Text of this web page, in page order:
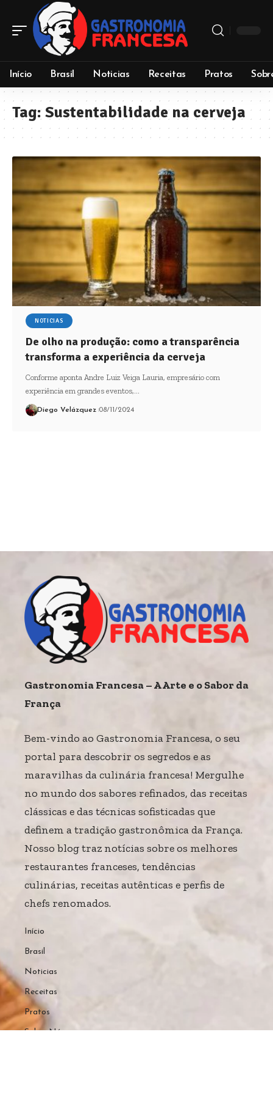
Início Brasil Noticias Receitas Pratos
Tag:Sustentabilidade na cerveja
NOTICIAS
De olho na produção: como a transparência
transforma a experiência da cerveja
Conforme aponta Andre Luiz Veiga Lauria, empresário com
experiência em grandes eventos,…
Diego Velázquez 08/11/2024
Gastronomia Francesa – A Arte e o Sabor da
França
Bem-vindo ao Gastronomia Francesa, o seu
portal para descobrir os segredos e as
maravilhas da culinária francesa! Mergulhe
no mundo dos sabores refinados, das receitas
clássicas e das técnicas sofisticadas que
definem a tradição gastronômica da França.
Nosso blog traz notícias sobre os melhores
restaurantes franceses, tendências
culinárias, receitas autênticas e perfis de
chefs renomados.
Início
Brasil
Noticias
Receitas
Pratos
Sobre Nós